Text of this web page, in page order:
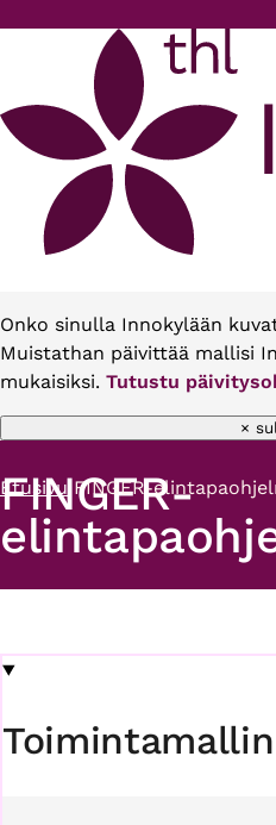
Onko sinulla Innokylään
Muistathan päivittää mallisi
mukaisiksi. Tutustu
×
Murupolku
Etusivu FINGER-
FINGER-